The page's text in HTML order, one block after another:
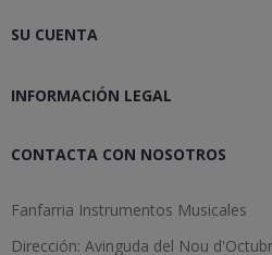
SU CUENTA
INFORMACIÓN LEGAL
CONTACTA CON NOSOTROS
Fanfarria Instrumentos Musicales
Dirección: Avinguda del Nou